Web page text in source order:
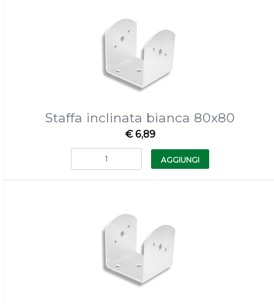
Staffa inclinata bianca 80x80
€ 6,89
Quantità
AGGIUNGI